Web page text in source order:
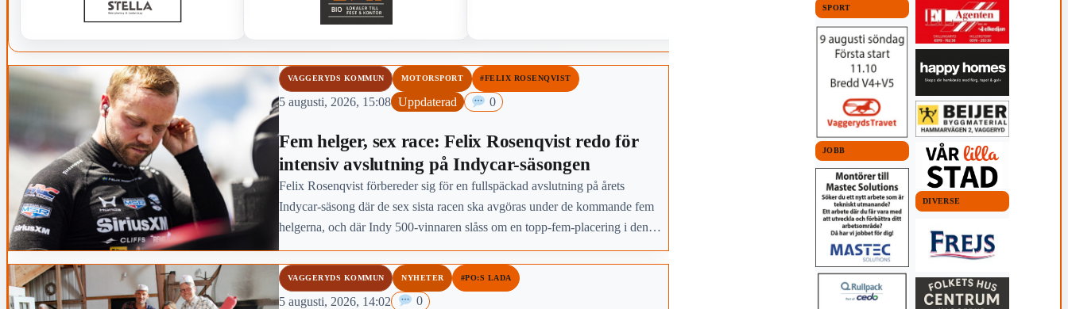
VAGGERYDS KOMMUN MOTORSPORT #FELIX ROSENQVIST
5 augusti, 2026, 15:08 Uppdaterad 0
Fem helger, sex race: Felix Rosenqvist redo för
intensiv avslutning på Indycar-säsongen
Felix Rosenqvist förbereder sig för en fullspäckad avslutning på årets
Indycar-säsong där de sex sista racen ska avgöras under de kommande fem
helgerna, och där Indy 500-vinnaren slåss om en topp-fem-placering i den
slutliga mästerskapstabellen.
VAGGERYDS KOMMUN NYHETER #PO:S LADA
5 augusti, 2026, 14:02 0
SPORT
JOBB
DIVERSE